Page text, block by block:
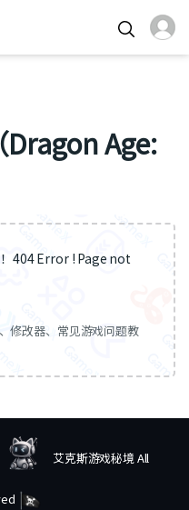
Age:
404 Error ! Page not
修改器、常见游戏问题教
艾克斯游戏秘境 All